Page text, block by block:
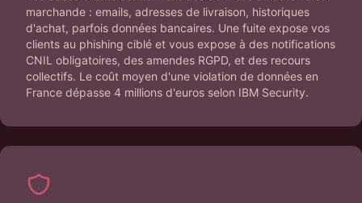
marchande : emails, adresses de livraison, historiques
d'achat, parfois données bancaires. Une fuite expose vos
clients au phishing ciblé et vous expose à des notifications
CNIL obligatoires, des amendes RGPD, et des recours
collectifs. Le coût moyen d'une violation de données en
France dépasse 4 millions d'euros selon IBM Security.